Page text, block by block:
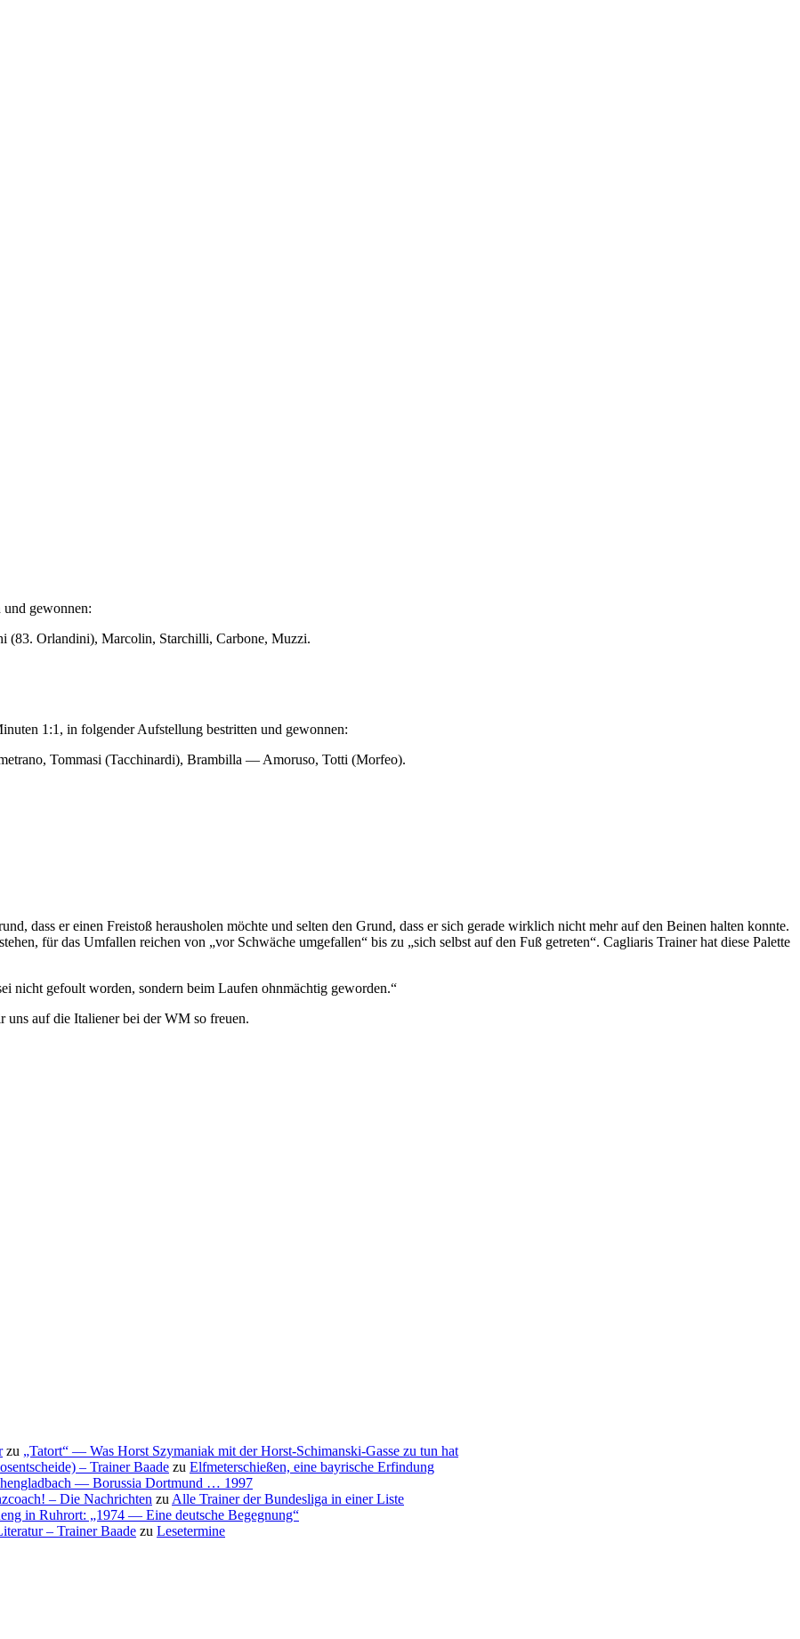
gewonnen:
(83. Orlandini), Marcolin, Starchilli, Carbone, Muzzi.
1:1, in folgender Aufstellung bestritten und gewonnen:
Tommasi (Tacchinardi), Brambilla — Amoruso, Totti (Morfeo).
dass er einen Freistoß herausholen möchte und selten den Grund, dass er sich gerade wirklich nicht mehr auf den Beinen halten konnte.
für das Umfallen reichen von „vor Schwäche umgefallen“ bis zu „sich selbst auf den Fuß getreten“. Cagliaris Trainer hat diese Palette
nicht gefoult worden, sondern beim Laufen ohnmächtig geworden.“
auf die Italiener bei der WM so freuen.
zu „Tatort“ — Was Horst Szymaniak mit der Horst-Schimanski-Gasse zu tun hat
– Trainer Baade zu Elfmeterschießen, eine bayrische Erfindung
— Borussia Dortmund … 1997
– Die Nachrichten zu Alle Trainer der Bundesliga in einer Liste
in Ruhrort: „1974 — Eine deutsche Begegnung“
– Trainer Baade zu Lesetermine